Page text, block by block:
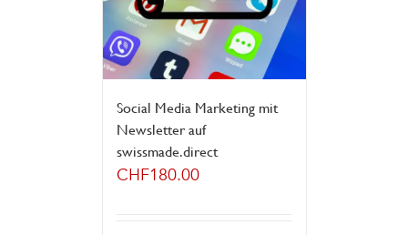
Social Media Marketing mit
Newsletter auf
swissmade.direct
CHF180.00